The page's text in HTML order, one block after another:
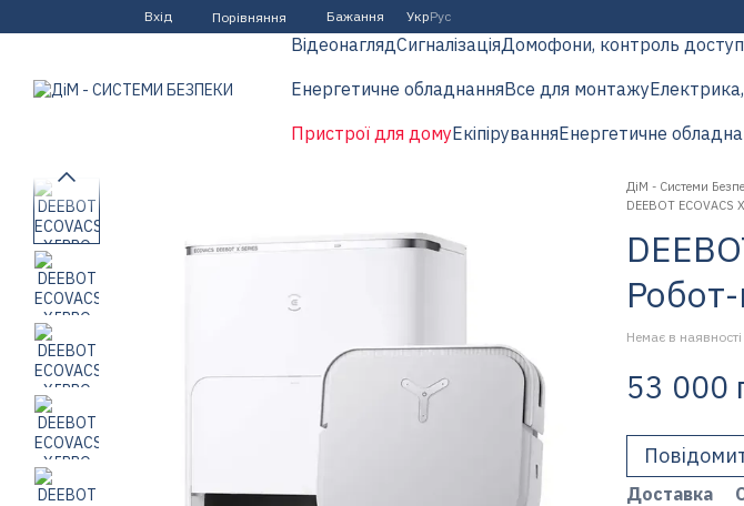
Перейти до основного контенту
Вхід Порівняння Бажання УкрРус
ВідеонаглядСигналізаціяДомофони, контроль
Енергетичне обладнанняВсе для монтажу
Пристрої для домуЕкіпіруванняЕнергетичне
ДіМ - Системи
DEEBOT ECOVACS
Немає в наявності
53 000
Доставка